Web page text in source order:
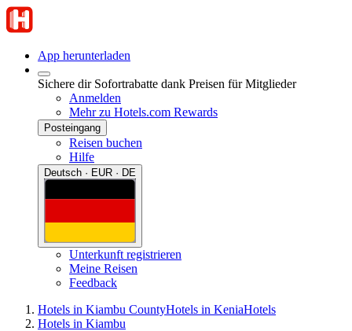
App herunterladen
Sichere dir Sofortrabatte dank Preisen für Mitglieder
Anmelden
Mehr zu Hotels.com Rewards
Posteingang
Reisen buchen
Hilfe
Deutsch · EUR · DE
Unterkunft registrieren
Meine Reisen
Feedback
Hotels in Kiambu CountyHotels in KeniaHotels
Hotels in Kiambu